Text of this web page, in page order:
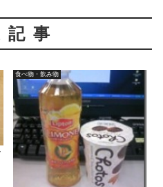
記事
食べ物・飲み物